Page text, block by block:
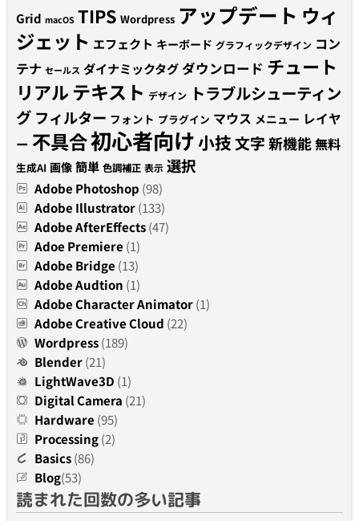
Grid macOS TIPS Wordpress アップデート ウィ
ジェット エフェクト キーボード グラフィックデザイン コン
テナ セールス ダイナミックタグダウンロード チュート
リアルテキスト デザイン トラブルシューティン
グ フィルター フォント プラグイン マウス メニュー レイヤ
ー 不具合初心者向け小技文字新機能無料
生成AI 画像 簡単 色調補正 表示 選択
Adobe Photoshop (98)
Adobe Illustrator(133)
Adobe AfterEffects(47)
Adoe Premiere (1)
Adobe Bridge (13)
Adobe Audtion (1)
Adobe Character Animator(1)
Adobe Creative Cloud (22)
Wordpress(189)
Blender(21)
LightWave3D (1)
Digital Camera (21)
Hardware (95)
Processing(2)
Basics(86)
Blog(53)
読まれた回数の多い記事